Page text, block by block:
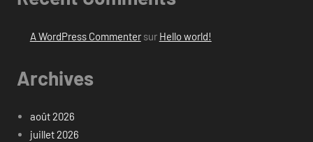
A WordPress Commentersur Hello world!
Archives
août 2026
juillet 2026